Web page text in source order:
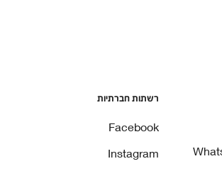
רשתות חברתיות
Facebook
Instagram